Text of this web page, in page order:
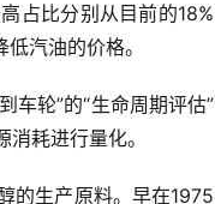
占比分别从目前的18%
汽油的价格。
车轮”的“生命周期评估”
耗进行量化。
的生产原料。早在1975